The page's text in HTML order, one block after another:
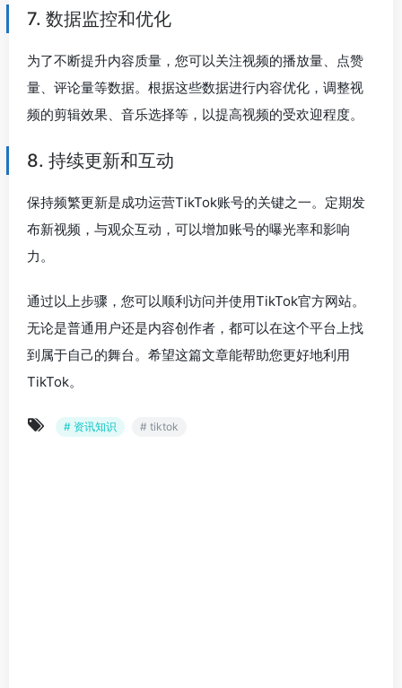
7. 数据监控和优化
为了不断提升内容质量，您可以关注视频的播放量、点赞
量、评论量等数据。根据这些数据进行内容优化，调整视
频的剪辑效果、音乐选择等，以提高视频的受欢迎程度。
8. 持续更新和互动
保持频繁更新是成功运营TikTok账号的关键之一。定期发
布新视频，与观众互动，可以增加账号的曝光率和影响
力。
通过以上步骤，您可以顺利访问并使用TikTok官方网站。
无论是普通用户还是内容创作者，都可以在这个平台上找
到属于自己的舞台。希望这篇文章能帮助您更好地利用
TikTok。
# 资讯知识 # tiktok